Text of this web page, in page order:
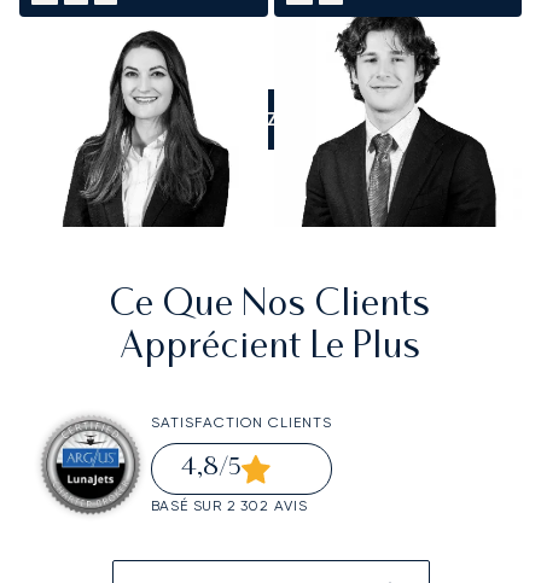
APPELEZ-NOUS
Ce Que Nos Clients
Apprécient Le Plus
SATISFACTION CLIENTS
4,8/5
BASÉ SUR 2 302 AVIS